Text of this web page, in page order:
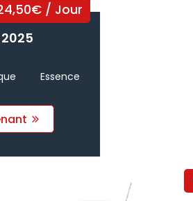
€ / Jour
Essence